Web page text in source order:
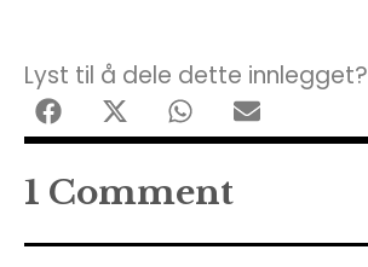
Lyst til å dele dette innlegget?
1 Comment